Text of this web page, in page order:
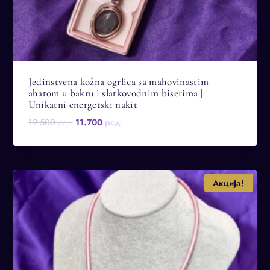
Jedinstvena kožna ogrlica sa mahovinastim
ahatom u bakru i slatkovodnim biserima |
Unikatni energetski nakit
12.500рсд Оригинална
је
12.500 рсд.
11.700 рсдТренутна
је:
Акција!